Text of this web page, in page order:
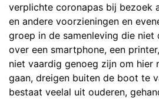
verplichte coronapas bij bezoek
en andere voorzieningen en
groep in de samenleving die niet
over een smartphone, een
niet vaardig genoeg zijn om hier
gaan, dreigen buiten de boot te
bestaat veelal uit ouderen,